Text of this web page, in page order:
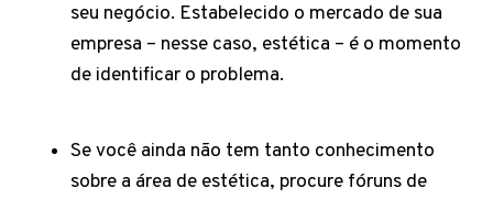
seu negócio. Estabelecido o mercado de sua
empresa – nesse caso, estética – é o momento
de identificar o problema.
Se você ainda não tem tanto conhecimento
sobre a área de estética, procure fóruns de